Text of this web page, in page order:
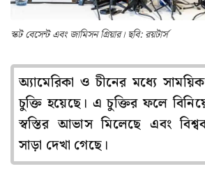
স্কট বেসেন্ট এবং জামিসন গ্রিয়ার। ছবি: রয়টার্স
অ্যামেরিকা ও চীনের মধ্যে
চুক্তি হয়েছে। এ চুক্তির ফলে
স্বস্তির আভাস মিলেছে এবং
সাড়া দেখা গেছে।